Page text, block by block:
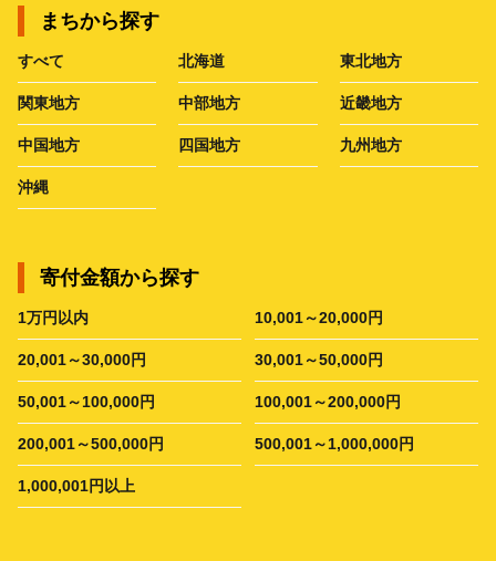
まちから探す
すべて 北海道 東北地方
関東地方 中部地方 近畿地方
中国地方 四国地方 九州地方
沖縄
寄付金額から探す
1万円以内 10,001～20,000円
20,001～30,000円 30,001～50,000円
50,001～100,000円 100,001～200,000円
200,001～500,000円 500,001～1,000,000円
1,000,001円以上